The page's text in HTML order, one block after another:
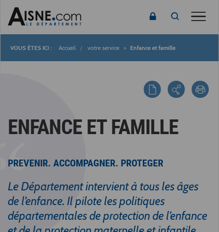
Fil
Accueil votre service Enfance et famille
ENFANCE ET FAMILLE
PREVENIR. ACCOMPAGNER. PROTEGER
Le Département intervient à tous les âges
de l’enfance. Il pilote les politiques
départementales de protection de l’enfance